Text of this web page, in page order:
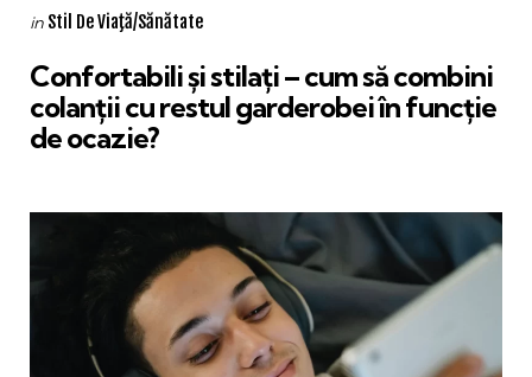
Categories
Posted
in Stil De Viaţă/Sănătate
Confortabili și stilați – cum să combini
colanții cu restul garderobei în funcție
de ocazie?